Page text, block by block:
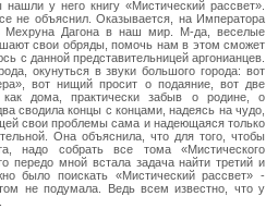
у него книгу «Мистический рассвет».
не объяснил. Оказывается, на Императора
Мехруна Дагона в наш мир. М-да, веселые
свои обряды, помочь нам в этом сможет
с данной представительницей аргонианцев.
окунуться в звуки большого города: вот
вот нищий просит о подаяние, вот две
дома, практически забыв о родине, о
сводила концы с концами, надеясь на чудо,
свои проблемы сама и надеющаяся только
Она объяснила, что для того, чтобы
надо собрать все тома «Мистического
передо мной встала задача найти третий и
было поискать «Мистический рассвет» -
не подумала. Ведь всем известно, что у